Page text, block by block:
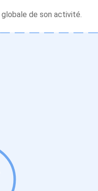
de son activité.